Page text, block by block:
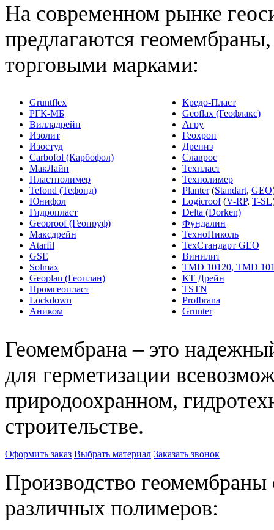
На современном рынке
предлагаются
торговыми марками:
Gruntflex
РГК-МБ
Вилладрейн
Изолит
Изостуд
Carbofol (Карбофол)
МакЛайн
Пластполимер
Tefond (Тефонд)
Юнифол
Гидропласт
Geoproof (Геопруф)
Максдрейн
Atarfil
GSE
Solmax
Geoplan (Геоплан)
Промгеопласт
Lockdown
Аником
Кредо-Пласт
Geoflax (Геофлакс)
Агру
Геохрон
Дрениз
Славрос
Техпласт
Техполимер
Planter(Standart, GEO
Logicroof(V-RP, T-SL
Delta (Dorken)
Фундалин
ТехноНиколь
ТехСтандарт GEO
Винилит
TMD 10120, TMD
КТ Дрейн
TSTN
Profbrana
Grunter
Геомембрана – это
для герметизации
природоохранном,
строительстве.
Оформить заказ Выбрать материал Заказать звонок
Производство геомембраны
различных полимеров: